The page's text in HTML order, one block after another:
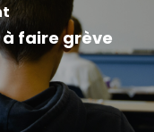
à faire grève